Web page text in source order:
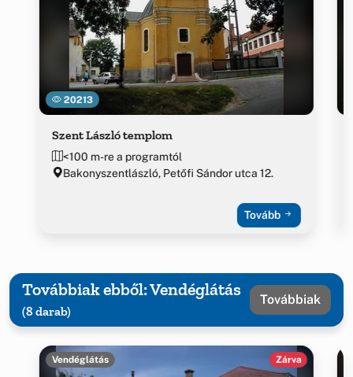
20213
Szent László templom
<100 m-re a programtól
Bakonyszentlászló, Petőfi Sándor utca 12.
Tovább
Továbbiak ebből: Vendéglátás
(8 darab)
Továbbiak
Vendéglátás Zárva